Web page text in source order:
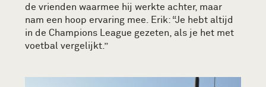
de vrienden waarmee hij werkte achter, maar
nam een hoop ervaring mee. Erik: “Je hebt altijd
in de Champions League gezeten, als je het met
voetbal vergelijkt.”